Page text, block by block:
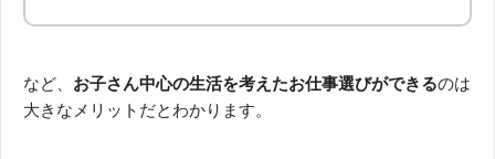
など、 お子さん中心の生活を考えたお仕事選びができるのは
大きなメリットだとわかります。